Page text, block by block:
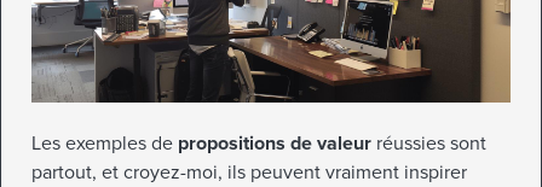
Les exemples de propositions de valeur réussies sont
partout, et croyez-moi, ils peuvent vraiment inspirer